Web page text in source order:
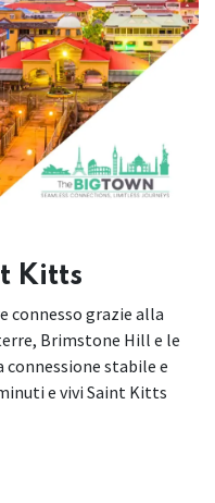
Kitts
connesso grazie alla
Brimstone Hill e le
connessione stabile e
e vivi Saint Kitts